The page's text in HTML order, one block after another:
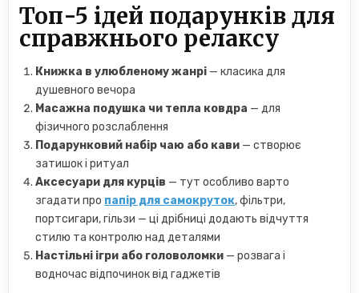
Топ-5 ідей подарунків для
справжнього релаксу
Книжка в улюбленому жанрі — класика для
душевного вечора
Масажна подушка чи тепла ковдра — для
фізичного розслаблення
Подарунковий набір чаю або кави — створює
затишок і ритуал
Аксесуари для курців — тут особливо варто
згадати про папір для самокруток, фільтри,
портсигари, гільзи — ці дрібниці додають відчуття
стилю та контролю над деталями
Настільні ігри або головоломки — розвага і
водночас відпочинок від гаджетів